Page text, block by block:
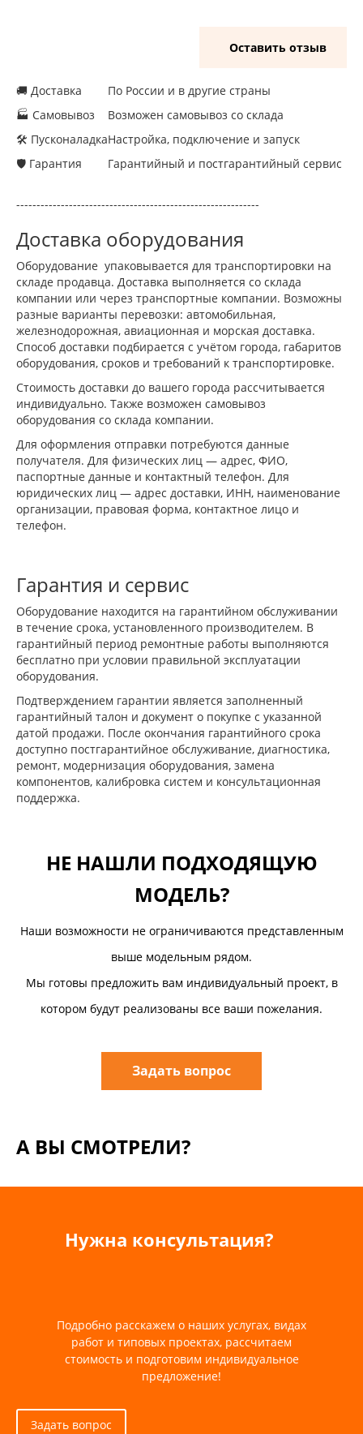
Оставить отзыв
🚚 Доставка
🏭 Самовывоз
🛠 Пусконаладка
🛡 Гарантия
По России и в другие страны
Возможен самовывоз со склада
Настройка, подключение и запуск
Гарантийный и постгарантийный сервис
------------------------------------------------------------
Доставка оборудования
Оборудование упаковывается для транспортировки на
складе продавца. Доставка выполняется со склада
компании или через транспортные компании. Возможны
разные варианты перевозки: автомобильная,
железнодорожная, авиационная и морская доставка.
Способ доставки подбирается с учётом города, габаритов
оборудования, сроков и требований к транспортировке.
Стоимость доставки до вашего города рассчитывается
индивидуально. Также возможен самовывоз
оборудования со склада компании.
Для оформления отправки потребуются данные
получателя. Для физических лиц — адрес, ФИО,
паспортные данные и контактный телефон. Для
юридических лиц — адрес доставки, ИНН, наименование
организации, правовая форма, контактное лицо и
телефон.
Гарантия и сервис
Оборудование находится на гарантийном обслуживании
в течение срока, установленного производителем. В
гарантийный период ремонтные работы выполняются
бесплатно при условии правильной эксплуатации
оборудования.
Подтверждением гарантии является заполненный
гарантийный талон и документ о покупке с указанной
датой продажи. После окончания гарантийного срока
доступно постгарантийное обслуживание, диагностика,
ремонт, модернизация оборудования, замена
компонентов, калибровка систем и консультационная
поддержка.
НЕ НАШЛИ ПОДХОДЯЩУЮ
МОДЕЛЬ?
Наши возможности не ограничиваются представленным
выше модельным рядом.
Мы готовы предложить вам индивидуальный проект, в
котором будут реализованы все ваши пожелания.
Задать вопрос
А ВЫ СМОТРЕЛИ?
Нужна консультация?
Подробно расскажем о наших услугах, видах
работ и типовых проектах, рассчитаем
стоимость и подготовим индивидуальное
предложение!
Задать вопрос